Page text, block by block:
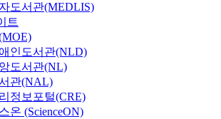
도서관(MEDLIS)
트
인도서관(NLD)
도서관(NL)
관(NAL)
정보포털(CRE)
온 (ScienceON)